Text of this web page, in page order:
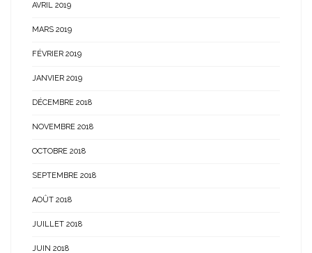
AVRIL 2019
MARS 2019
FÉVRIER 2019
JANVIER 2019
DÉCEMBRE 2018
NOVEMBRE 2018
OCTOBRE 2018
SEPTEMBRE 2018
AOÛT 2018
JUILLET 2018
JUIN 2018